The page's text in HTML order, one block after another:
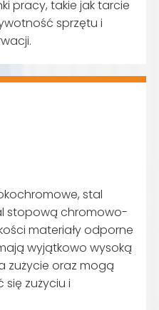
pracy, takie jak tarcie
sprzętu i
stal
stopową chromowo-
materiały odporne
wyjątkowo wysoką
zużycie oraz mogą
zużyciu i